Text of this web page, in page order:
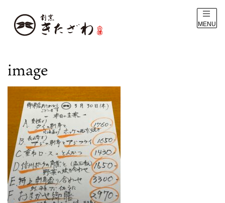
MENU
image